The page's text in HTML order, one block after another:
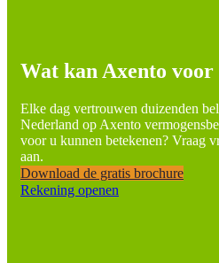
Wat kan Axento voor
Elke dag vertrouwen duizenden
Nederland op Axento
voor u kunnen betekenen? Vraag
aan.
Download de gratis brochure
Rekening openen